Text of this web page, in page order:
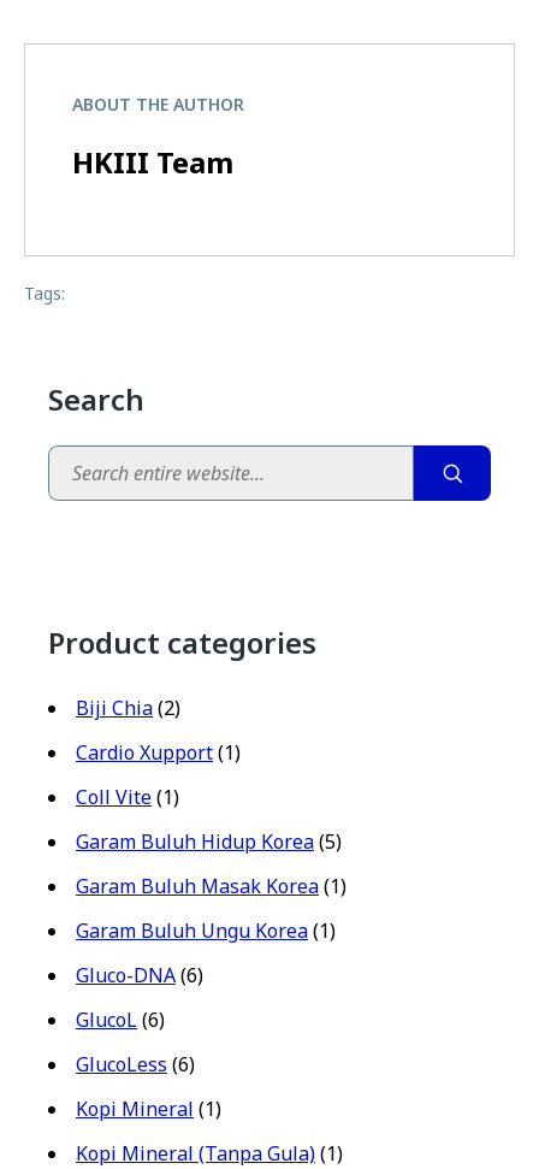
ABOUT THE AUTHOR
HKIII Team
Tags:
Search
Search
Product categories
Biji Chia(2)
Cardio Xupport(1)
Coll Vite(1)
Garam Buluh Hidup Korea(5)
Garam Buluh Masak Korea(1)
Garam Buluh Ungu Korea(1)
Gluco-DNA(6)
GlucoL(6)
GlucoLess (6)
Kopi Mineral (1)
Kopi Mineral (Tanpa Gula)(1)